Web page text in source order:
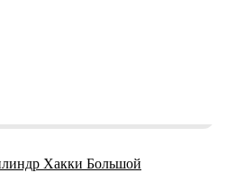
Хакки Большой